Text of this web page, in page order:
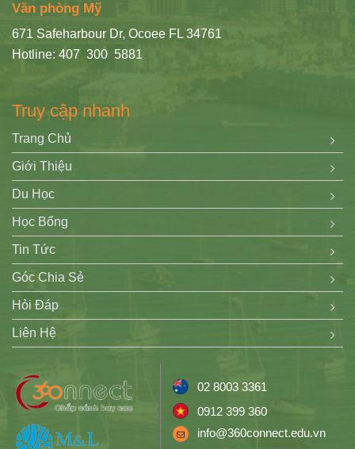
Văn phòng Mỹ
671 Safeharbour Dr, Ocoee FL 34761
Hotline: 407 300 5881
Truy cập nhanh
Trang Chủ
Giới Thiệu
Du Học
Học Bổng
Tin Tức
Góc Chia Sẻ
Hỏi Đáp
Liên Hệ
02 8003 3361
0912 399 360
info@360connect.edu.vn